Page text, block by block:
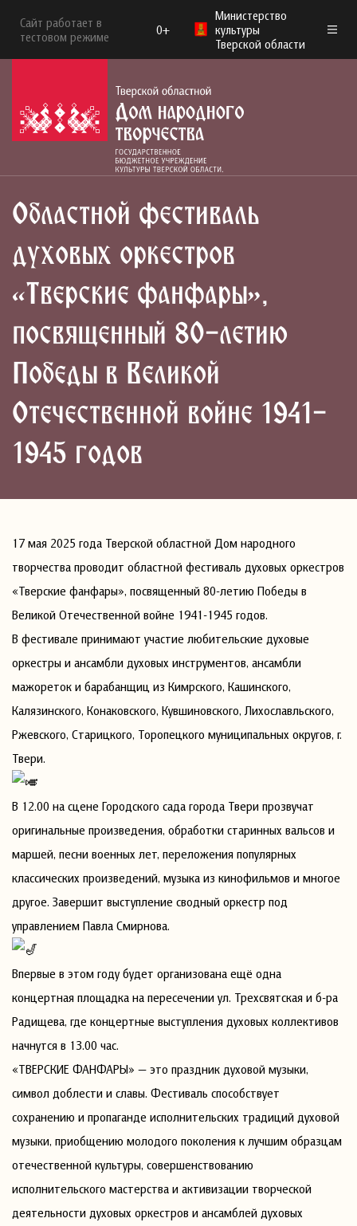
Сайт работает в
тестовом режиме
0+
Министерство
культуры
Тверской области
Областной фестиваль
духовых оркестров
«Тверские фанфары»,
посвященный 80-летию
Победы в Великой
Отечественной войне 1941-
1945 годов
17 мая 2025 года Тверской областной Дом народного
творчества проводит областной фестиваль духовых оркестров
«Тверские фанфары», посвященный 80-летию Победы в
Великой Отечественной войне 1941-1945 годов.
В фестивале принимают участие любительские духовые
оркестры и ансамбли духовых инструментов, ансамбли
мажореток и барабанщиц из Кимрского, Кашинского,
Калязинского, Конаковского, Кувшиновского, Лихославльского,
Ржевского, Старицкого, Торопецкого муниципальных округов, г.
Твери.
В 12.00 на сцене Городского сада города Твери прозвучат
оригинальные произведения, обработки старинных вальсов и
маршей, песни военных лет, переложения популярных
классических произведений, музыка из кинофильмов и многое
другое. Завершит выступление сводный оркестр под
управлением Павла Смирнова.
Впервые в этом году будет организована ещё одна
концертная площадка на пересечении ул. Трехсвятская и б-ра
Радищева, где концертные выступления духовых коллективов
начнутся в 13.00 час.
«ТВЕРСКИЕ ФАНФАРЫ» — это праздник духовой музыки,
символ доблести и славы. Фестиваль способствует
сохранению и пропаганде исполнительских традиций духовой
музыки, приобщению молодого поколения к лучшим образцам
отечественной культуры, совершенствованию
исполнительского мастерства и активизации творческой
деятельности духовых оркестров и ансамблей духовых